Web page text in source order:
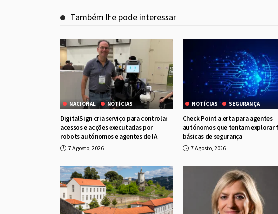
Também lhe pode interessar
NACIONAL NOTÍCIAS
DigitalSign cria serviço para controlar
acessos e acções executadas por
robots autónomos e agentes de IA
7 Agosto, 2026
NOTÍCIAS SEGURANÇA
Check Point alerta para agentes
autónomos que tentam explorar
básicas de segurança
7 Agosto, 2026